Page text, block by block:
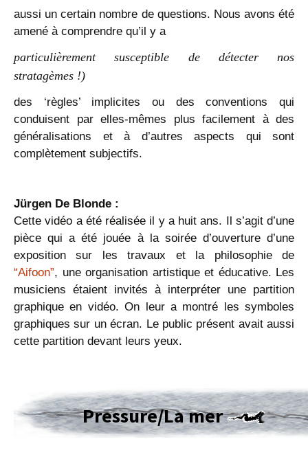
aussi un certain nombre de questions. Nous avons été
amené à comprendre qu’il y a
particulièrement susceptible de détecter nos
stratagèmes !)
des ‘règles’ implicites ou des conventions qui
conduisent par elles-mêmes plus facilement à des
généralisations et à d’autres aspects qui sont
complètement subjectifs.
Jürgen De Blonde :
Cette vidéo a été réalisée il y a huit ans. Il s’agit d’une
pièce qui a été jouée à la soirée d’ouverture d’une
exposition sur les travaux et la philosophie de
“Aifoon”, une organisation artistique et éducative. Les
musiciens étaient invités à interpréter une partition
graphique en vidéo. On leur a montré les symboles
graphiques sur un écran. Le public présent avait aussi
cette partition devant leurs yeux.
Pressure/La mer